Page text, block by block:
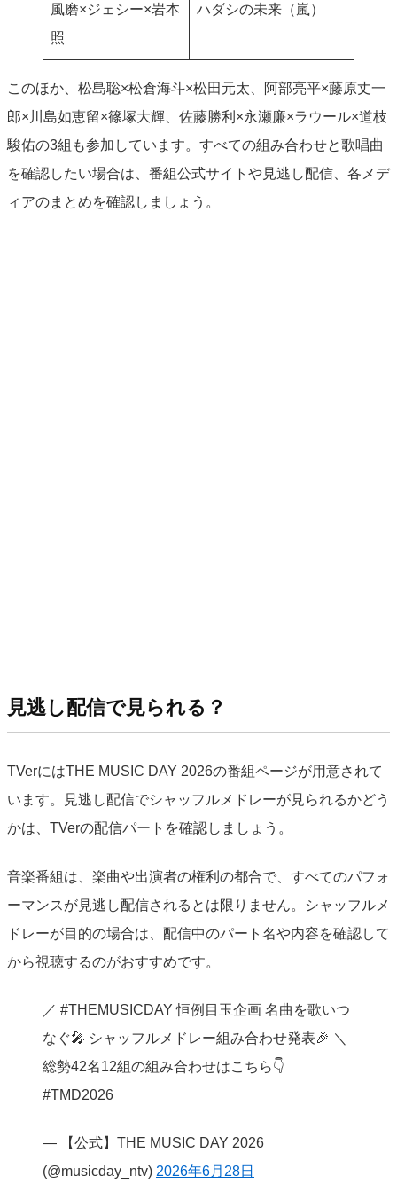
風磨×ジェシー×岩本
照
ハダシの未来（嵐）
このほか、松島聡×松倉海斗×松田元太、阿部亮平×藤原丈一
郎×川島如恵留×篠塚大輝、佐藤勝利×永瀬廉×ラウール×道枝
駿佑の3組も参加しています。すべての組み合わせと歌唱曲
を確認したい場合は、番組公式サイトや見逃し配信、各メデ
ィアのまとめを確認しましょう。
見逃し配信で見られる？
TVerにはTHE MUSIC DAY 2026の番組ページが用意されて
います。見逃し配信でシャッフルメドレーが見られるかどう
かは、TVerの配信パートを確認しましょう。
音楽番組は、楽曲や出演者の権利の都合で、すべてのパフォ
ーマンスが見逃し配信されるとは限りません。シャッフルメ
ドレーが目的の場合は、配信中のパート名や内容を確認して
から視聴するのがおすすめです。
／ #THEMUSICDAY 恒例目玉企画 名曲を歌いつ
なぐ🎤 シャッフルメドレー組み合わせ発表🎉 ＼
総勢42名12組の組み合わせはこちら👇
#TMD2026
— 【公式】THE MUSIC DAY 2026
(@musicday_ntv) 2026年6月28日